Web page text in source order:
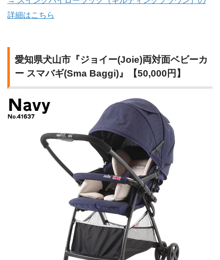
詳細はこちら
愛知県犬山市『ジョイー(Joie)両対面ベビーカ
ー スマバギ(Sma Baggi)』【50,000円】